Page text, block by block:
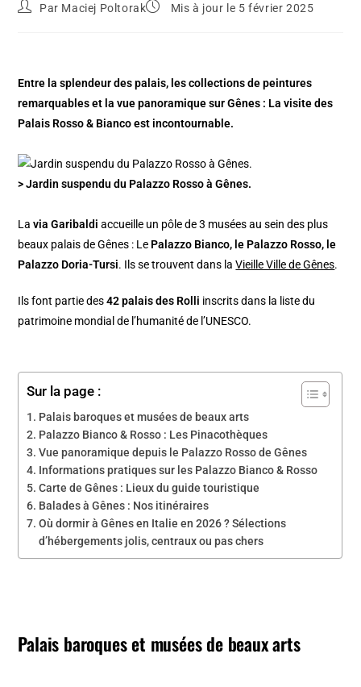
Par Maciej Poltorak Mis à jour le 5 février 2025
Entre la splendeur des palais, les collections de peintures
remarquables et la vue panoramique sur Gênes : La visite des
Palais Rosso & Bianco est incontournable.
> Jardin suspendu du Palazzo Rosso à Gênes.
Lavia Garibaldi accueille un pôle de 3 musées au sein des plus
beaux palais de Gênes : Le Palazzo Bianco, le Palazzo Rosso, le
Palazzo Doria-Tursi. Ils se trouvent dans laVieille Ville de Gênes.
Ils font partie des42 palais des Rolli inscrits dans la liste du
patrimoine mondial de l’humanité de l’UNESCO.
Sur la page :
Palais baroques et musées de beaux arts
Palazzo Bianco & Rosso : Les Pinacothèques
Vue panoramique depuis le Palazzo Rosso de Gênes
Informations pratiques sur les Palazzo Bianco & Rosso
Carte de Gênes : Lieux du guide touristique
Balades à Gênes : Nos itinéraires
Où dormir à Gênes en Italie en 2026 ? Sélections
d’hébergements jolis, centraux ou pas chers
Palais baroques et musées de beaux arts